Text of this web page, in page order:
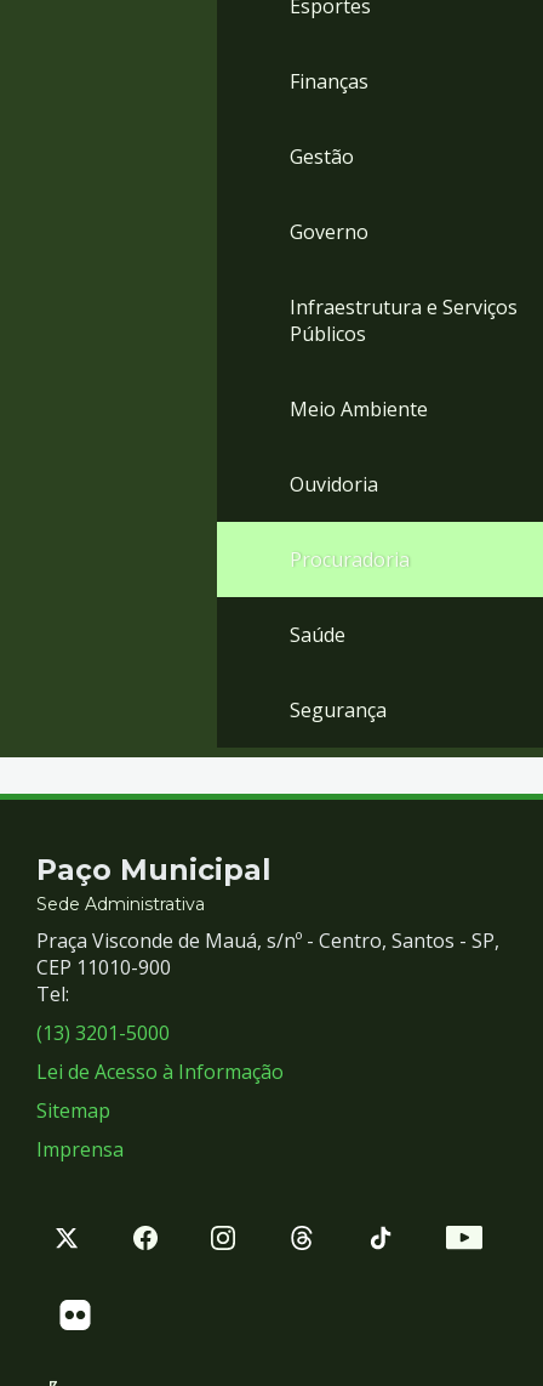
Esportes
Finanças
Gestão
Governo
Infraestrutura e Serviços
Públicos
Meio Ambiente
Ouvidoria
Procuradoria
Saúde
Segurança
Contato
e
Redes
Sociais
Paço Municipal
Sede Administrativa
Praça Visconde de Mauá, s/nº - Centro, Santos - SP,
CEP 11010-900
Tel:
(13) 3201-5000
Lei de Acesso à Informação
Sitemap
Imprensa